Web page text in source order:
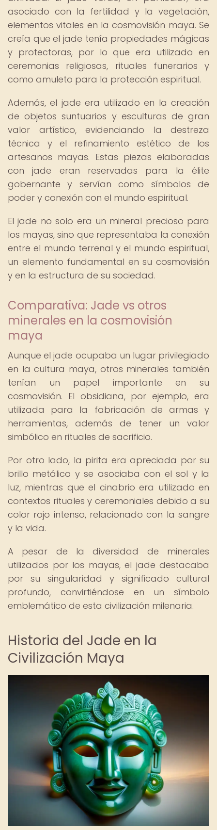
asociado con la fertilidad y la vegetación,
elementos vitales en la cosmovisión maya. Se
creía que el jade tenía propiedades mágicas
y protectoras, por lo que era utilizado en
ceremonias religiosas, rituales funerarios y
como amuleto para la protección espiritual.
Además, el jade era utilizado en la creación
de objetos suntuarios y esculturas de gran
valor artístico, evidenciando la destreza
técnica y el refinamiento estético de los
artesanos mayas. Estas piezas elaboradas
con jade eran reservadas para la élite
gobernante y servían como símbolos de
poder y conexión con el mundo espiritual.
El jade no solo era un mineral precioso para
los mayas, sino que representaba la conexión
entre el mundo terrenal y el mundo espiritual,
un elemento fundamental en su cosmovisión
y en la estructura de su sociedad.
Comparativa: Jade vs otros
minerales en la cosmovisión
maya
Aunque el jade ocupaba un lugar privilegiado
en la cultura maya, otros minerales también
tenían un papel importante en su
cosmovisión. El obsidiana, por ejemplo, era
utilizada para la fabricación de armas y
herramientas, además de tener un valor
simbólico en rituales de sacrificio.
Por otro lado, la pirita era apreciada por su
brillo metálico y se asociaba con el sol y la
luz, mientras que el cinabrio era utilizado en
contextos rituales y ceremoniales debido a su
color rojo intenso, relacionado con la sangre
y la vida.
A pesar de la diversidad de minerales
utilizados por los mayas, el jade destacaba
por su singularidad y significado cultural
profundo, convirtiéndose en un símbolo
emblemático de esta civilización milenaria.
Historia del Jade en la
Civilización Maya